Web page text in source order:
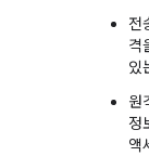
전
격
있
원
정
액